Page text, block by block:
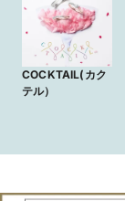
COCKTAIL(カク
テル）